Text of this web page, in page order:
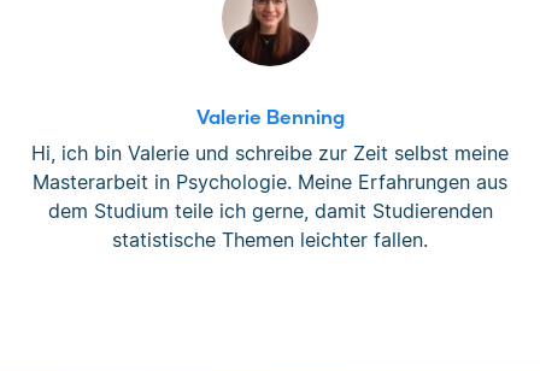
Valerie Benning
Hi, ich bin Valerie und schreibe zur Zeit selbst meine
Masterarbeit in Psychologie. Meine Erfahrungen aus
dem Studium teile ich gerne, damit Studierenden
statistische Themen leichter fallen.